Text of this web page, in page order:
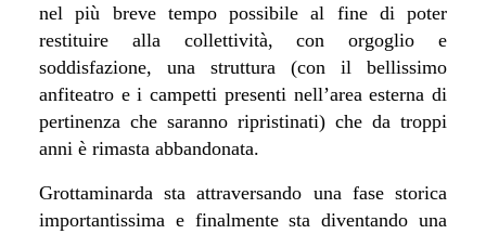
nel più breve tempo possibile al fine di poter
restituire alla collettività, con orgoglio e
soddisfazione, una struttura (con il bellissimo
anfiteatro e i campetti presenti nell’area esterna di
pertinenza che saranno ripristinati) che da troppi
anni è rimasta abbandonata.
Grottaminarda sta attraversando una fase storica
importantissima e finalmente sta diventando una